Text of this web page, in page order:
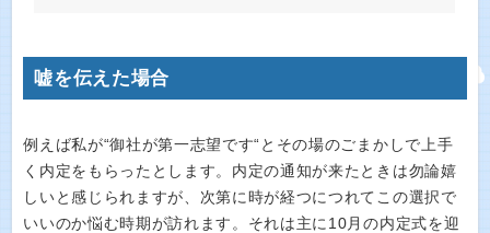
嘘を伝えた場合
例えば私が“御社が第一志望です“とその場のごまかしで上手
く内定をもらったとします。内定の通知が来たときは勿論嬉
しいと感じられますが、次第に時が経つにつれてこの選択で
いいのか悩む時期が訪れます。それは主に10月の内定式を迎